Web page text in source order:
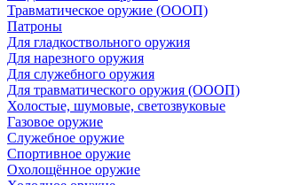
Травматическое оружие (ОООП)
Патроны
Для гладкоствольного оружия
Для нарезного оружия
Для служебного оружия
Для травматического оружия (ОООП)
Холостые, шумовые, светозвуковые
Газовое оружие
Служебное оружие
Спортивное оружие
Охолощённое оружие